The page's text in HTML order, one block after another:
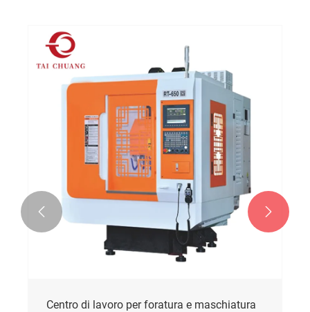
Centro di lavoro per foratura e maschiatura
 